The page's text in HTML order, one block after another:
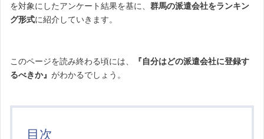
を対象にしたアンケート結果を基に、 群馬の派遣会社をランキン
グ形式に紹介していきます。
このページを読み終わる頃には、
『自分はどの派遣会社に登録す
るべきか』 がわかるでしょう。
目次